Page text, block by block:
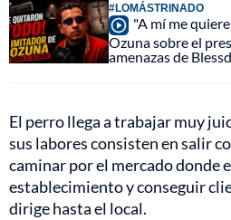
#LOMÁSTRINADO
"A mí me
Ozuna sobre el
amenazas de Blessd
El perro llega a trabajar muy
sus labores consisten en salir
caminar por el mercado donde
establecimiento y conseguir
dirige hasta el local.